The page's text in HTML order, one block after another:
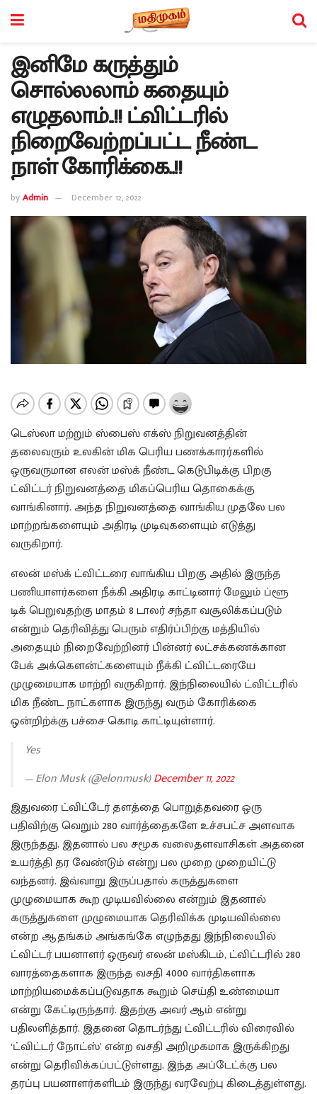
இனிமே கருத்தும்
சொல்லலாம் கதையும்
எழுதலாம்..!! ட்விட்டரில்
நிறைவேற்றப்பட்ட நீண்ட
நாள் கோரிக்கை..!!
byAdmin December 12, 2022
டெஸ்லா மற்றும் ஸ்பைஸ் எக்ஸ் நிறுவனத்தின்
தலைவரும் உலகின் மிக பெரிய பணக்காரர்களில்
ஒருவருமான எலன் மஸ்க் நீண்ட கெடுபிடிக்கு பிறகு
ட்விட்டர் நிறுவனத்தை மிகப்பெரிய தொகைக்கு
வாங்கினார். அந்த நிறுவனத்தை வாங்கிய முதலே பல
மாற்றங்களையும் அதிரடி முடிவுகளையும் எடுத்து
வருகிறார்.
எலன் மஸ்க் ட்விட்டரை வாங்கிய பிறகு அதில் இருந்த
பணியாளர்களை நீக்கி அதிரடி காட்டினார் மேலும் ப்ளூ
டிக் பெறுவதற்கு மாதம் 8 டாலர் சந்தா வசூலிக்கப்படும்
என்றும் தெரிவித்து பெரும் எதிர்ப்பிற்கு மத்தியில்
அதையும் நிறைவேற்றினர் பின்னர் லட்சக்கணக்கான
பேக் அக்கௌன்ட்களையும் நீக்கி ட்விட்டரையே
முழுமையாக மாற்றி வருகிறார். இந்நிலையில் ட்விட்டரில்
மிக நீண்ட நாட்களாக இருந்து வரும் கோரிக்கை
ஒன்றிற்க்கு பச்சை கொடி காட்டியுள்ளார்.
Yes
— Elon Musk (@elonmusk)December 11, 2022
இதுவரை ட்விட்டேர் தளத்தை பொறுத்தவரை ஒரு
பதிவிற்கு வெறும் 280 வார்த்தைகளே உச்சபட்ச அளவாக
இருந்தது. இதனால் பல சமூக வலைதளவாசிகள் அதனை
உயர்த்தி தர வேண்டும் என்று பல முறை முறையிட்டு
வந்தனர். இவ்வாறு இருப்பதால் கருத்துகளை
முழுமையாக கூற முடியவில்லை என்றும் இதனால்
கருத்துகளை முழுமையாக தெரிவிக்க முடியவில்லை
என்ற ஆதங்கம் அங்கங்கே எழுந்தது இந்நிலையில்
ட்விட்டர் பயனாளர் ஒருவர் எலன் மஸ்கிடம், ட்விட்டரில் 280
வாரத்தைகளாக இருந்த வசதி 4000 வார்திகளாக
மாற்றியமைக்கப்படுவதாக கூறும் செய்தி உண்மையா
என்று கேட்டிருந்தார். இதற்கு அவர் ஆம் என்று
பதிலளித்தார். இதனை தொடர்ந்து ட்விட்டரில் விரைவில்
‘ட்விட்டர் நோட்ஸ்’ என்ற வசதி அறிமுகமாக இருக்கிறது
என்று தெரிவிக்கப்பட்டுள்ளது. இந்த அப்டேட்க்கு பல
தரப்பு பயனாளர்களிடம் இருந்து வரவேற்பு கிடைத்துள்ளது.